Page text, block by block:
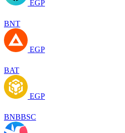
EGP
BNT
EGP
BAT
EGP
BNBBSC